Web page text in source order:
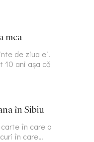
mea
de ziua ei.
10 ani așa că
în Sibiu
în care o
în care…